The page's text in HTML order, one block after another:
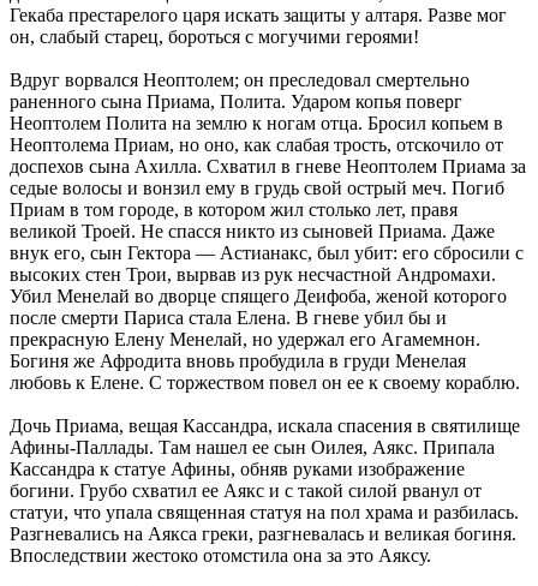
Гекаба престарелого царя искать защиты у алтаря. Разве мог
он, слабый старец, бороться с могучими героями!
Вдруг ворвался Неоптолем; он преследовал смертельно
раненного сына Приама, Полита. Ударом копья поверг
Неоптолем Полита на землю к ногам отца. Бросил копьем в
Неоптолема Приам, но оно, как слабая трость, отскочило от
доспехов сына Ахилла. Схватил в гневе Неоптолем Приама за
седые волосы и вонзил ему в грудь свой острый меч. Погиб
Приам в том городе, в котором жил столько лет, правя
великой Троей. Не спасся никто из сыновей Приама. Даже
внук его, сын Гектора — Астианакс, был убит: его сбросили с
высоких стен Трои, вырвав из рук несчастной Андромахи.
Убил Менелай во дворце спящего Деифоба, женой которого
после смерти Париса стала Елена. В гневе убил бы и
прекрасную Елену Менелай, но удержал его Агамемнон.
Богиня же Афродита вновь пробудила в груди Менелая
любовь к Елене. С торжеством повел он ее к своему кораблю.
Дочь Приама, вещая Кассандра, искала спасения в святилище
Афины-Паллады. Там нашел ее сын Оилея, Аякс. Припала
Кассандра к статуе Афины, обняв руками изображение
богини. Грубо схватил ее Аякс и с такой силой рванул от
статуи, что упала священная статуя на пол храма и разбилась.
Разгневались на Аякса греки, разгневалась и великая богиня.
Впоследствии жестоко отомстила она за это Аяксу.